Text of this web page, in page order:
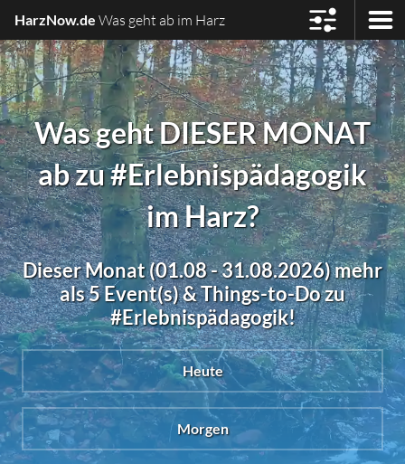
HarzNow.de Was geht ab im Harz
Was geht DIESER MONAT
ab zu #Erlebnispädagogik
im Harz?
Dieser Monat (01.08 - 31.08.2026) mehr
als 5 Event(s) & Things-to-Do zu
#Erlebnispädagogik!
Heute
Morgen